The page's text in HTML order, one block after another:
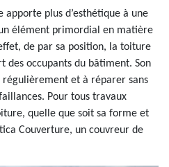
plus d’esthétique à une
élément primordial en matière
de par sa position, la toiture
des occupants du bâtiment. Son
et à réparer sans
Pour tous travaux
quelle que soit sa forme et
Couverture, un couvreur de